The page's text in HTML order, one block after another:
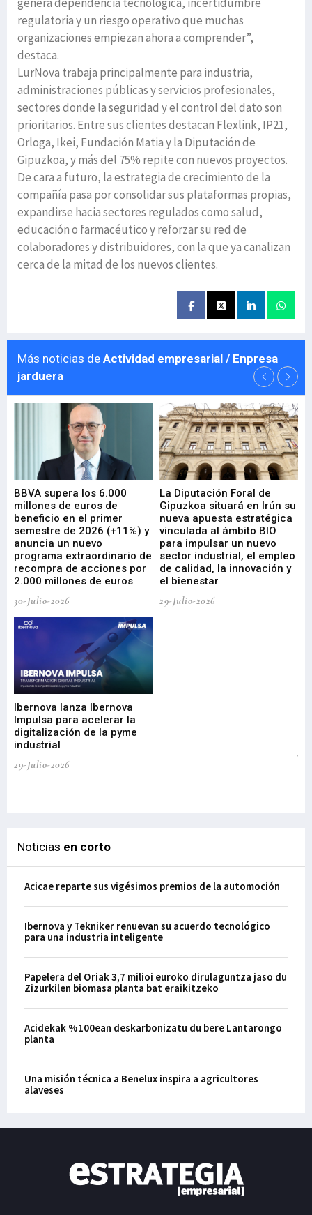
regulatoria y un riesgo operativo que muchas
organizaciones empiezan ahora a comprender”,
destaca.
LurNova trabaja principalmente para industria,
administraciones públicas y servicios profesionales,
sectores donde la seguridad y el control del dato son
prioritarios. Entre sus clientes destacan Flexlink, IP21,
Orloga, Ikei, Fundación Matia y la Diputación de
Gipuzkoa, y más del 75% repite con nuevos proyectos.
De cara a futuro, la estrategia de crecimiento de la
compañía pasa por consolidar sus plataformas propias,
expandirse hacia sectores regulados como salud,
educación o farmacéutico y reforzar su red de
colaboradores y distribuidores, con la que ya canalizan
cerca de la mitad de los nuevos clientes.
Más noticias de Actividad empresarial / Enpresa
jarduera
BBVA supera los 6.000
millones de euros de
beneficio en el primer
semestre de 2026 (+11%) y
anuncia un nuevo
programa extraordinario de
recompra de acciones por
2.000 millones de euros
30-Julio-2026
La Diputación Foral de
Gipuzkoa situará en Irún su
nueva apuesta estratégica
vinculada al ámbito BIO
para impulsar un nuevo
sector industrial, el empleo
de calidad, la innovación y
el bienestar
29-Julio-2026
Ibernova lanza Ibernova
Impulsa para acelerar la
digitalización de la pyme
industrial
29-Julio-2026
Noticias en corto
Acicae reparte sus vigésimos premios de la automoción
Ibernova y Tekniker renuevan su acuerdo tecnológico
para una industria inteligente
Papelera del Oriak 3,7 milioi euroko dirulaguntza jaso du
Zizurkilen biomasa planta bat eraikitzeko
Acidekak %100ean deskarbonizatu du bere Lantarongo
planta
Una misión técnica a Benelux inspira a agricultores
alaveses